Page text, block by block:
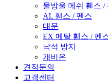
물방울 메쉬 휀스 /
AL 휀스 / 펜스
대문
EX 메탈 휀스 / 펜
낙석 방지
개비온
견적문의
고객센터